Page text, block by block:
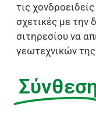
τις
σχετικές με
σιτηρεσίου να
γεωτεχνικών